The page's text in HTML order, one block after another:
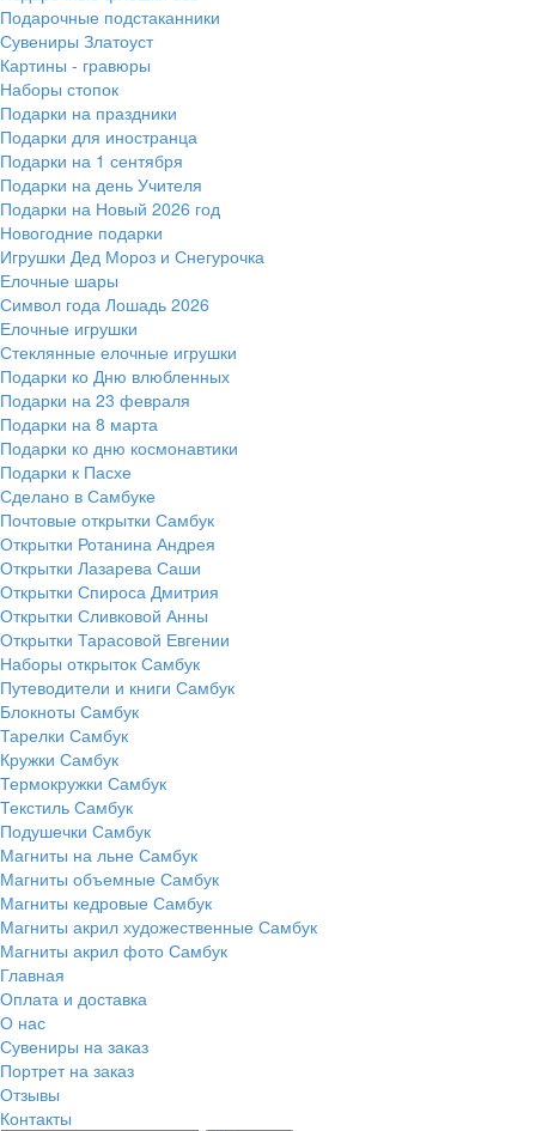
Подарочные подстаканники
Сувениры Златоуст
Картины - гравюры
Наборы стопок
Подарки на праздники
Подарки для иностранца
Подарки на 1 сентября
Подарки на день Учителя
Подарки на Новый 2026 год
Новогодние подарки
Игрушки Дед Мороз и Снегурочка
Елочные шары
Символ года Лошадь 2026
Елочные игрушки
Стеклянные елочные игрушки
Подарки ко Дню влюбленных
Подарки на 23 февраля
Подарки на 8 марта
Подарки ко дню космонавтики
Подарки к Пасхе
Сделано в Самбуке
Почтовые открытки Самбук
Открытки Ротанина Андрея
Открытки Лазарева Саши
Открытки Спироса Дмитрия
Открытки Сливковой Анны
Открытки Тарасовой Евгении
Наборы открыток Самбук
Путеводители и книги Самбук
Блокноты Самбук
Тарелки Самбук
Кружки Самбук
Термокружки Самбук
Текстиль Самбук
Подушечки Самбук
Магниты на льне Самбук
Магниты объемные Самбук
Магниты кедровые Самбук
Магниты акрил художественные Самбук
Магниты акрил фото Самбук
Главная
Оплата и доставка
О нас
Сувениры на заказ
Портрет на заказ
Отзывы
Контакты